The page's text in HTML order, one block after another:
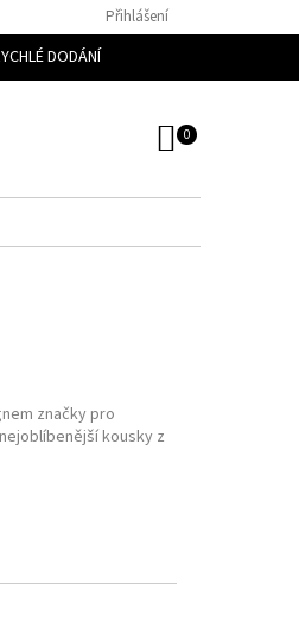
Přihlášení
DODÁNÍ
značky pro
kousky z